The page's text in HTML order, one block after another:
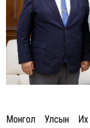
Монгол Улсын Их